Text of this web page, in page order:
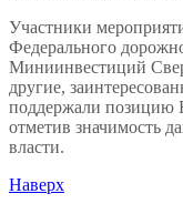
Участники
Федерального
Миниинвестиций
другие,
поддержали
отметив значимость
власти.
Наверх